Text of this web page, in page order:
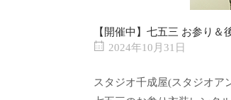
【開催中】七五三 お参り＆
2024年10月31日
スタジオ千成屋(スタジオア